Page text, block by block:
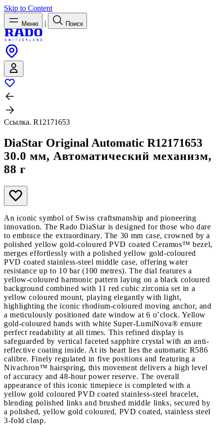
Skip to Content
Меню | Поиск
Ссылка. R12171653
DiaStar Original Automatic R12171653
30.0 мм, Автоматический механизм,
88 г
An iconic symbol of Swiss craftsmanship and pioneering
innovation. The Rado DiaStar is designed for those who dare
to embrace the extraordinary. The 30 mm case, crowned by a
polished yellow gold-coloured PVD coated Ceramos™ bezel,
merges effortlessly with a polished yellow gold-coloured
PVD coated stainless-steel middle case, offering water
resistance up to 10 bar (100 metres). The dial features a
yellow-coloured harmonic pattern laying on a black coloured
background combined with 11 red cubic zirconia set in a
yellow coloured mount, playing elegantly with light,
highlighting the iconic rhodium-coloured moving anchor, and
a meticulously positioned date window at 6 o’clock. Yellow
gold-coloured hands with white Super-LumiNova® ensure
perfect readability at all times. This refined display is
safeguarded by vertical faceted sapphire crystal with an anti-
reflective coating inside. At its heart lies the automatic R586
calibre. Finely regulated in five positions and featuring a
Nivachron™ hairspring, this movement delivers a high level
of accuracy and 48-hour power reserve. The overall
appearance of this iconic timepiece is completed with a
yellow gold coloured PVD coated stainless-steel bracelet,
blending polished links and brushed middle links, secured by
a polished, yellow gold coloured, PVD coated, stainless steel
3-fold clasp.